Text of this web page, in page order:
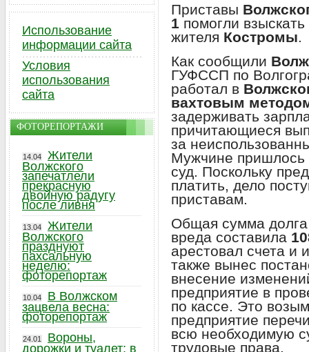
Приставы
1 помогли
жителя Костромы.
Как сообщили
ГУФССП по
работал в
вахтовым
задерживать
причитающиеся
за
Мужчине пришлось
суд. Поскольку
платить, дело
приставам.
Общая сумма долга
вреда составила
арестовал счета и
также вынес
внесение
предприятие в
по кассе. Это
предприятие
всю необходимую
трудовые права.
Использование
информации сайта
Условия
использования
сайта
ФОТОРЕПОРТАЖИ
14.04
Жители
Волжского
запечатлели
прекрасную
двойную радугу
после ливня
13.04
Жители
Волжского
празднуют
пахсальную
неделю:
фоторепортаж
10.04
В Волжском
зацвела весна:
фоторепортаж
24.01
Вороны,
дорожки и туалет: в